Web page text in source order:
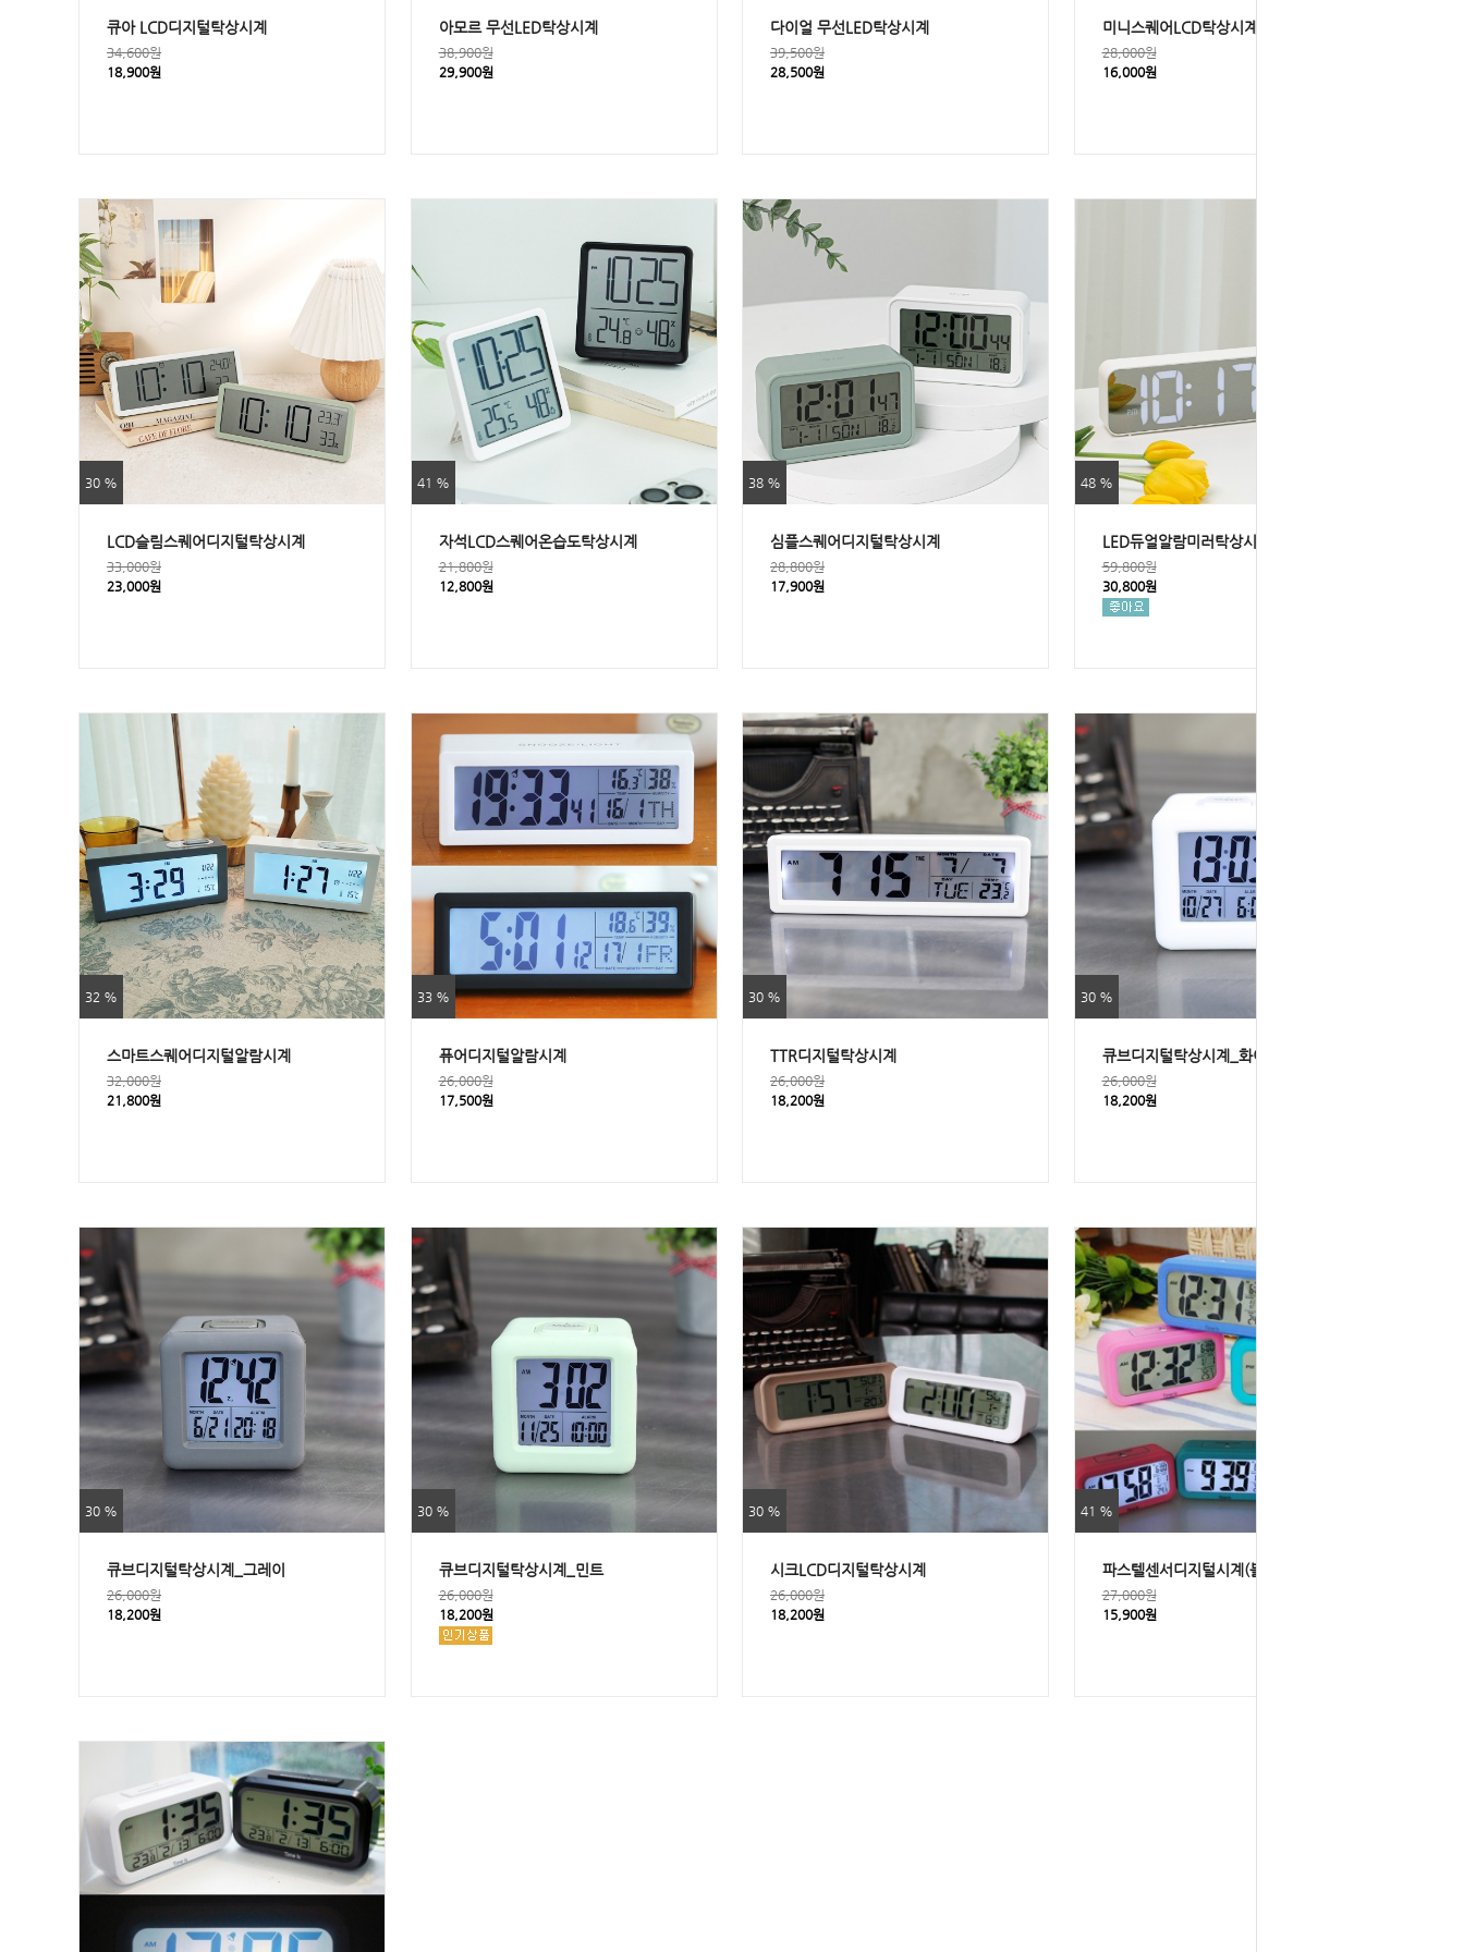
큐아 LCD디지털탁상시계
34,600원
18,900원
아모르 무선LED탁상시계
38,900원
29,900원
다이얼 무선LED탁상시계
39,500원
28,500원
미니스퀘어LCD탁상시계
28,000원
16,000원
30 %
LCD슬림스퀘어디지털탁상시계
33,000원
23,000원
41 %
자석LCD스퀘어온습도탁상시계
21,800원
12,800원
38 %
심플스퀘어디지털탁상시계
28,800원
17,900원
48 %
LED듀얼알람미러탁상시계
59,800원
30,800원
32 %
스마트스퀘어디지털알람시계
32,000원
21,800원
33 %
퓨어디지털알람시계
26,000원
17,500원
30 %
TTR디지털탁상시계
26,000원
18,200원
30 %
큐브디지털탁상시계_화이트
26,000원
18,200원
30 %
큐브디지털탁상시계_그레이
26,000원
18,200원
30 %
큐브디지털탁상시계_민트
26,000원
18,200원
30 %
시크LCD디지털탁상시계
26,000원
18,200원
41 %
파스텔센서디지털시계(블루,청록,핑크)
27,000원
15,900원